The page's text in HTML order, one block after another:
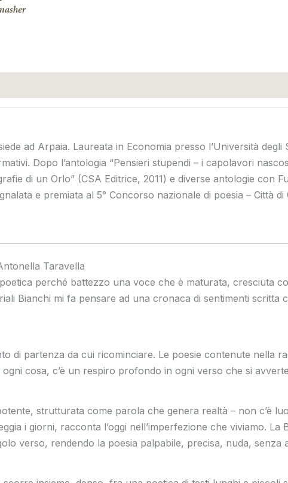
ad Arpaia. Laureata in Economia presso l’Università
Dopo l’antologia “Pensieri stupendi – i capolavori
di un Orlo” (CSA Editrice, 2011) e diverse antologie con
e premiata al 5° Concorso nazionale di poesia – Città
Taravella
perché battezzo una voce che è maturata, cresciuta
Bianchi mi fa pensare ad una cronaca di sentimenti scritta
di partenza da cui ricominciare. Le poesie contenute nella
cosa, c’è un respiro profondo in ogni verso che si
strutturata come parola che genera realtà – non c’è
i giorni, racconta l’oggi nell’imperfezione che viviamo. La
verso, rendendo la poesia palpabile, precisa, nuda, senza